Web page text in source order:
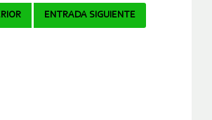
ENTRADA SIGUIENTE